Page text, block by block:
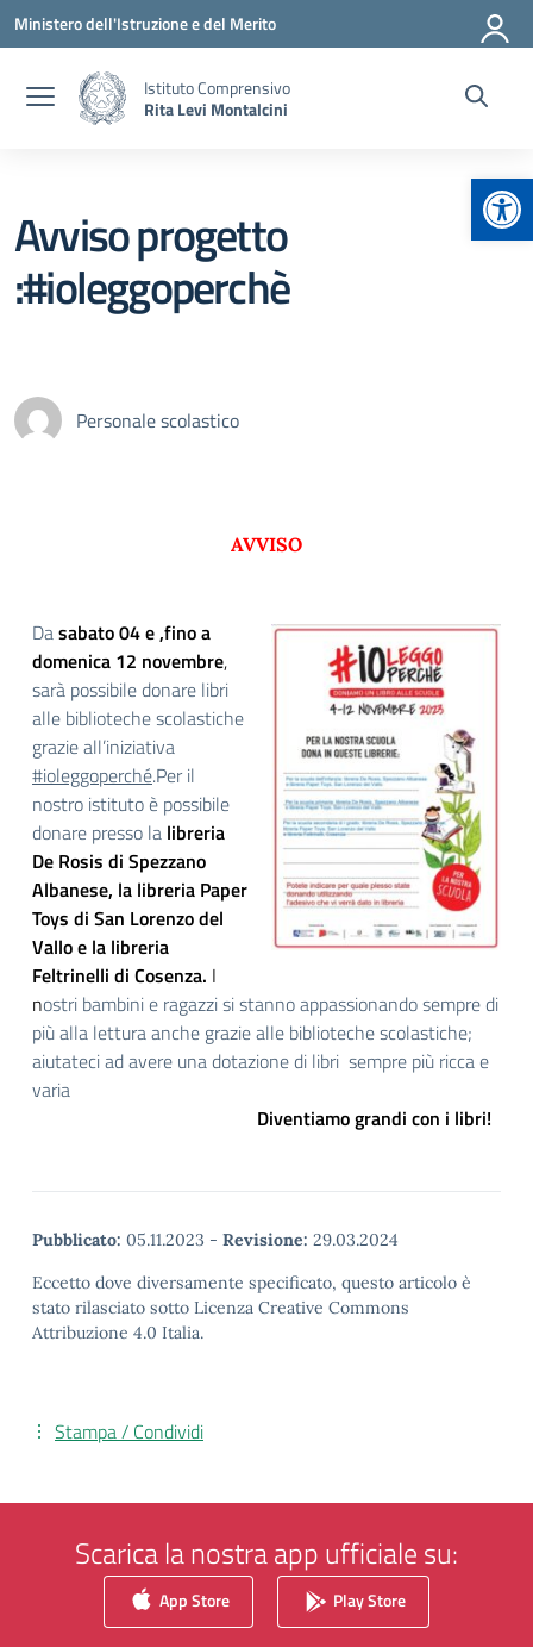
Vai ai contenuti
Vai al menu di navigazione
Vai al footer
Ministero dell'Istruzione e del Merito
Istituto Comprensivo
Rita Levi Montalcini
Avviso progetto
:#ioleggoperchè
Personale scolastico
AVVISO
Dasabato 04 e ,fino a
domenica 12 novembre,
sarà possibile donare libri
alle biblioteche scolastiche
grazie all’iniziativa
#ioleggoperché.Per il
nostro istituto è possibile
donare presso la libreria
De Rosis di Spezzano
Albanese, la libreria Paper
Toys di San Lorenzo del
Vallo e la libreria
Feltrinelli di Cosenza. I
nostri bambini e ragazzi si stanno appassionando sempre di
più alla lettura anche grazie alle biblioteche scolastiche;
aiutateci ad avere una dotazione di libri sempre più ricca e
varia
Diventiamo grandi con i libri!
Pubblicato: 05.11.2023 - Revisione: 29.03.2024
Eccetto dove diversamente specificato, questo articolo è
stato rilasciato sotto Licenza Creative Commons
Attribuzione 4.0 Italia.
Stampa / Condividi
Scarica la nostra app ufficiale su:
App Store Play Store